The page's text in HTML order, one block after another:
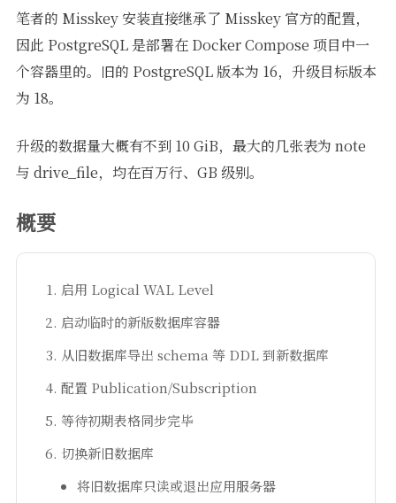
笔者的 Misskey 安装直接继承了 Misskey 官方的配置，
因此 PostgreSQL 是部署在 Docker Compose 项目中一
个容器里的。旧的 PostgreSQL 版本为 16，升级目标版本
为 18。
升级的数据量大概有不到 10 GiB，最大的几张表为 note
与 drive_file，均在百万行、GB 级别。
概要
启用 Logical WAL Level
启动临时的新版数据库容器
从旧数据库导出 schema 等 DDL 到新数据库
配置 Publication/Subscription
等待初期表格同步完毕
切换新旧数据库
将旧数据库只读或退出应用服务器